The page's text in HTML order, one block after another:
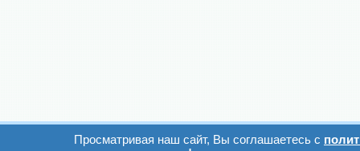
Просматривая наш сайт, Вы соглашаетесь с